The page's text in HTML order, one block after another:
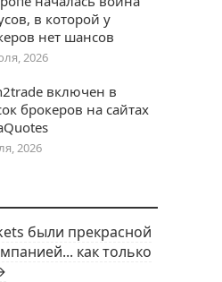
в которой у
нет шансов
2026
включен в
брокеров на сайтах
2026
были прекрасной
как только